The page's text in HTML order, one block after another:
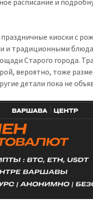
киоски с
и традиционными
Старого города.
вероятно, тоже
детали пока не